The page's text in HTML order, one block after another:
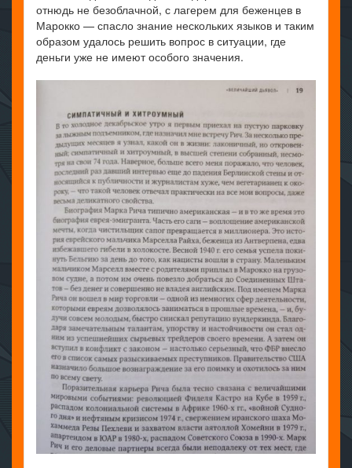
отнюдь не безоблачной, с лагерем для беженцев в
Марокко — спасло знание нескольких языков и таким
образом удалось решить вопрос в ситуации, где
деньги уже не имеют особого значения.